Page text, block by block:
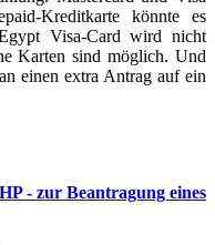
Kreditkarte könnte es
Visa-Card wird nicht
Karten sind möglich. Und
einen extra Antrag auf ein
- zur Beantragung eines